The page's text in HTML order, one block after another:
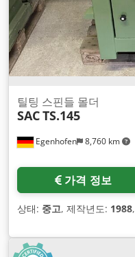
Egenhofen 8,760 km
틸팅 스핀들 몰더
SACTS.145
가격 정보
상태: 중고, 제작년도: 1988,